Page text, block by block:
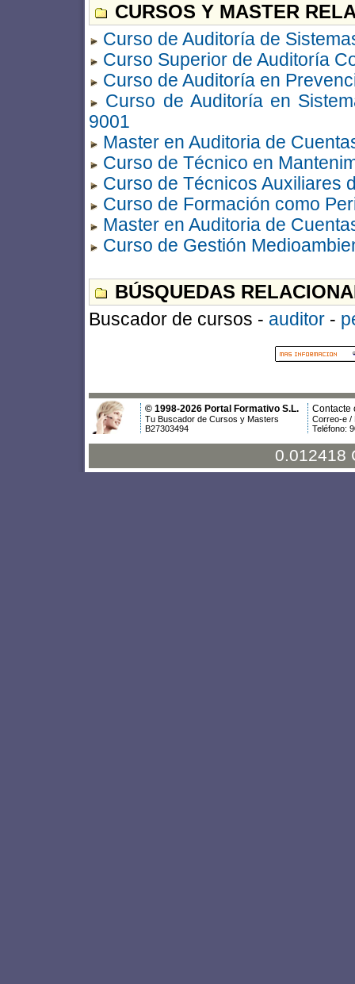
CURSOS Y MASTER
Curso de Auditoría de
Curso Superior de Auditoría
Curso de Auditoría en
Curso de Auditoría en
9001
Master en Auditoria de
Curso de Técnico en
Curso de Técnicos Auxiliares
Curso de Formación como
Master en Auditoria de
Curso de Gestión
BÚSQUEDAS
Buscador de cursos - auditor -
© 1998-2026 Portal Formativo S.L.
Tu Buscador de Cursos y Masters
B27303494
Contacte
Correo-e /
Teléfono:
0.012418